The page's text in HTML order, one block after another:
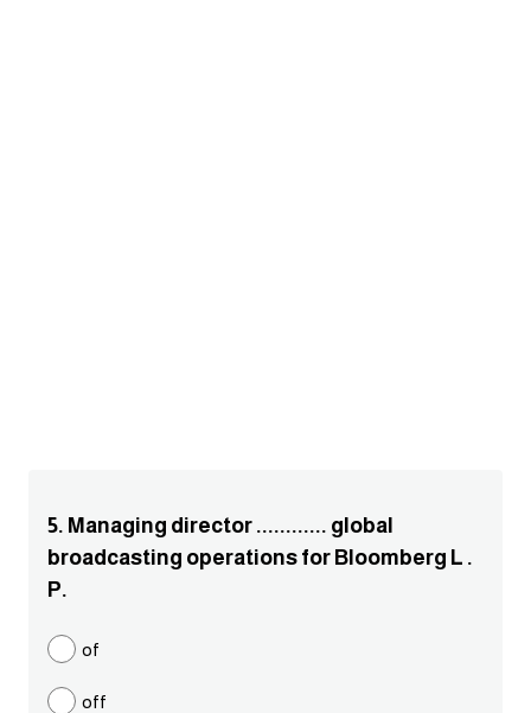
5. Managing director ............ global
broadcasting operations for Bloomberg L .
P.
of
off